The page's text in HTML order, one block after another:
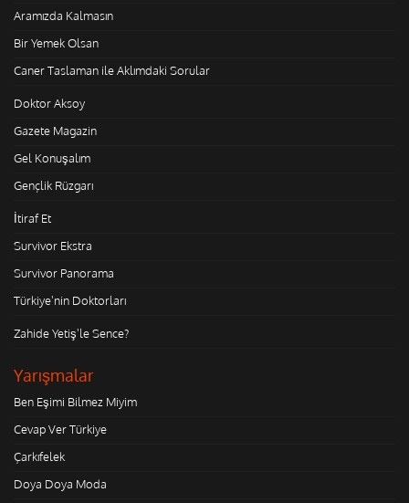
Aramızda Kalmasın
Bir Yemek Olsan
Caner Taslaman ile Aklımdaki Sorular
Doktor Aksoy
Gazete Magazin
Gel Konuşalım
Gençlik Rüzgarı
İtiraf Et
Survivor Ekstra
Survivor Panorama
Türkiye'nin Doktorları
Zahide Yetiş'le Sence?
Yarışmalar
Ben Eşimi Bilmez Miyim
Cevap Ver Türkiye
Çarkıfelek
Doya Doya Moda